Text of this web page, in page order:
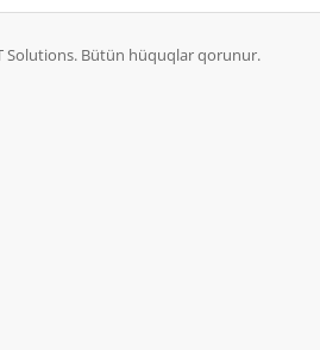
Solutions. Bütün hüquqlar qorunur.